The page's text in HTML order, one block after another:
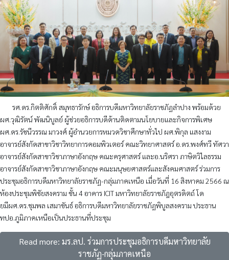
รศ.ดร.กิตติศักดิ์ สมุทธารักษ์ อธิการบดีมหาวิทยาลัยราชภัฏลำปาง พร้อมด้วย
ผศ.วุฒิรัตน์ พัฒนิบูลย์ ผู้ช่วยอธิการบดีด้านติดตามนโยบายและกิจการพิเศษ
ผศ.ดร.รัชนีวรรณ มาวงศ์ ผู้อำนวยการหมวดวิชาศึกษาทั่วไป ผศ.พิกุล แสงงาม
อาจารย์สังกัดสาขาวิชาวิทยาการคอมพิวเตอร์ คณะวิทยาศาสตร์ อ.ดร.พงศ์ทวี ทัศวา
อาจารย์สังกัดสาขาวิชาภาษาอังกฤษ คณะครุศาสตร์ และอ.นริศรา ภาษิตวิไลธรรม
อาจารย์สังกัดสาขาวิชาภาษาอังกฤษ คณะมนุษยศาสตร์และสังคมศาสตร์ ร่วมการ
ประชุมอธิการบดีมหาวิทยาลัยราชภัฏ-กลุ่มภาคเหนือ เมื่อวันที่ 16 สิงหาคม 2566 ณ
ห้องประชุมพิชัยสงคราม ชั้น 4 อาคาร ICIT มหาวิทยาลัยราชภัฎอุตรดิตถ์ โด
ยมีผศ.ดร.ชุมพล เสมาขันธ์ อธิการบดีมหาวิทยาลัยราชภัฏพิบูลสงคราม ประธาน
ทปอ.ภูมิภาคเหนือเป็นประธานที่ประชุม
Read more: มร.ลป. ร่วมการประชุมอธิการบดีมหาวิทยาลัย
ราชภัฏ-กลุ่มภาคเหนือ